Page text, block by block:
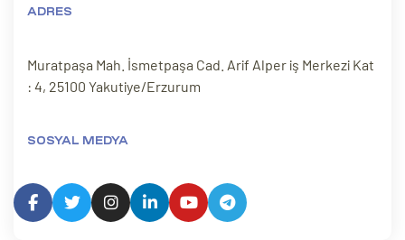
ADRES
Muratpaşa Mah. İsmetpaşa Cad. Arif Alper iş Merkezi Kat
: 4, 25100 Yakutiye/Erzurum
SOSYAL MEDYA